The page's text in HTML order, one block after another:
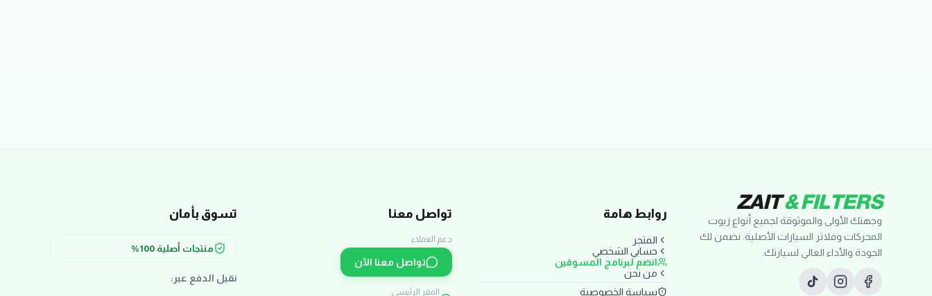
ZAIT& FILTERS
وجهتك الأولى والموثوقة لجميع أنواع زيوت
المحركات وفلاتر السيارات الأصلية. نضمن لك
الجودة والأداء العالي لسيارتك.
روابط هامة
المتجر
حسابي الشخصي
انضم لبرنامج المسوقين
من نحن
سياسة الخصوصية
تواصل معنا
دعم العملاء:
تواصل معنا الآن
المقر الرئيسي:
تسوق بأمان
منتجات أصلية 100%
نقبل الدفع عبر: